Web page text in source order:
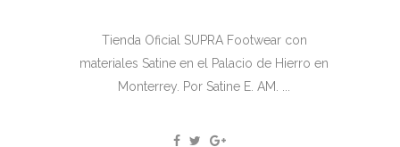
Tienda Oficial SUPRA Footwear con
materiales Satine en el Palacio de Hierro en
Monterrey. Por Satine E. AM. ...